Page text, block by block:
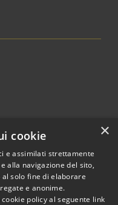
© 2026 • Comune di
×
cookie
e assimilati strettamente
alla navigazione del sito,
solo fine di elaborare
e anonime.
policy al seguente link